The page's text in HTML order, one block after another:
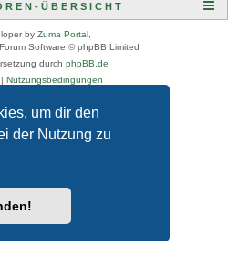
um dir den
der Nutzung zu
R E N - Ü B E R S I C H T
by Zuma Portal
Software © phpBB Limited
durch phpBB.de
Nutzungsbedingungen